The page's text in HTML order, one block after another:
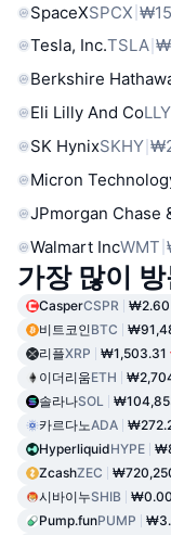
SpaceXSPCX
Tesla, Inc.TSLA
Berkshire
Eli Lilly And CoLLY
SK HynixSKHY
Micron
JPmorgan Chase
Walmart IncWMT
가장 많이
CasperCSPR ₩2.60
비트코인BTC
리플XRP ₩1,503.31
이더리움ETH
솔라나SOL
카르다노ADA
HyperliquidHYPE
ZcashZEC
시바이누SHIB
Pump.funPUMP